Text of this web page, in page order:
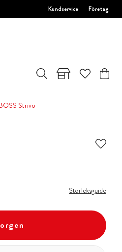
Kundservice Företag
Strivo
Storleksguide